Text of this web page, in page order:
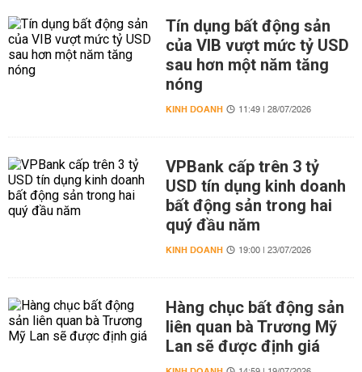
Tín dụng bất động sản
của VIB vượt mức tỷ USD
sau hơn một năm tăng
nóng
KINH DOANH 11:49 | 28/07/2026
VPBank cấp trên 3 tỷ
USD tín dụng kinh doanh
bất động sản trong hai
quý đầu năm
KINH DOANH 19:00 | 23/07/2026
Hàng chục bất động sản
liên quan bà Trương Mỹ
Lan sẽ được định giá